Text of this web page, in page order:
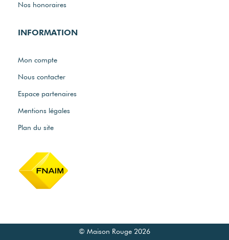
Nos honoraires
INFORMATION
Mon compte
Nous contacter
Espace partenaires
Mentions légales
Plan du site
© Maison Rouge 2026